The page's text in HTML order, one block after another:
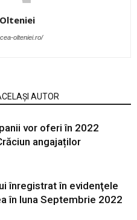
olteniei.ro/
AUTOR
vor oferi în 2022
angajaților
înregistrat în evidenţele
în luna Septembrie 2022